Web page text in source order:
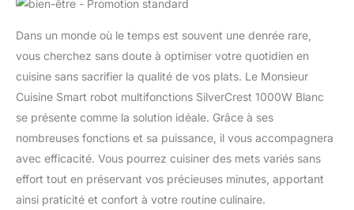
Dans un monde où le temps est souvent une denrée rare,
vous cherchez sans doute à optimiser votre quotidien en
cuisine sans sacrifier la qualité de vos plats. Le Monsieur
Cuisine Smart robot multifonctions SilverCrest 1000W Blanc
se présente comme la solution idéale. Grâce à ses
nombreuses fonctions et sa puissance, il vous accompagnera
avec efficacité. Vous pourrez cuisiner des mets variés sans
effort tout en préservant vos précieuses minutes, apportant
ainsi praticité et confort à votre routine culinaire.